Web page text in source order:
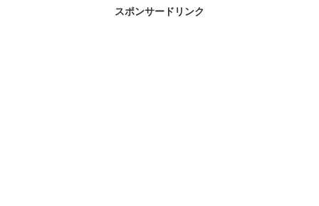
スポンサードリンク